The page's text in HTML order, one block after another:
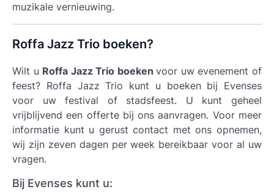
muzikale vernieuwing.
Roffa Jazz Trio boeken?
Wilt u Roffa Jazz Trio boekenvoor uw evenement of
feest? Roffa Jazz Trio kunt u boeken bij Evenses
voor uw festival of stadsfeest. U kunt geheel
vrijblijvend een offerte bij ons aanvragen. Voor meer
informatie kunt u gerust contact met ons opnemen,
wij zijn zeven dagen per week bereikbaar voor al uw
vragen.
Bij Evenses kunt u: